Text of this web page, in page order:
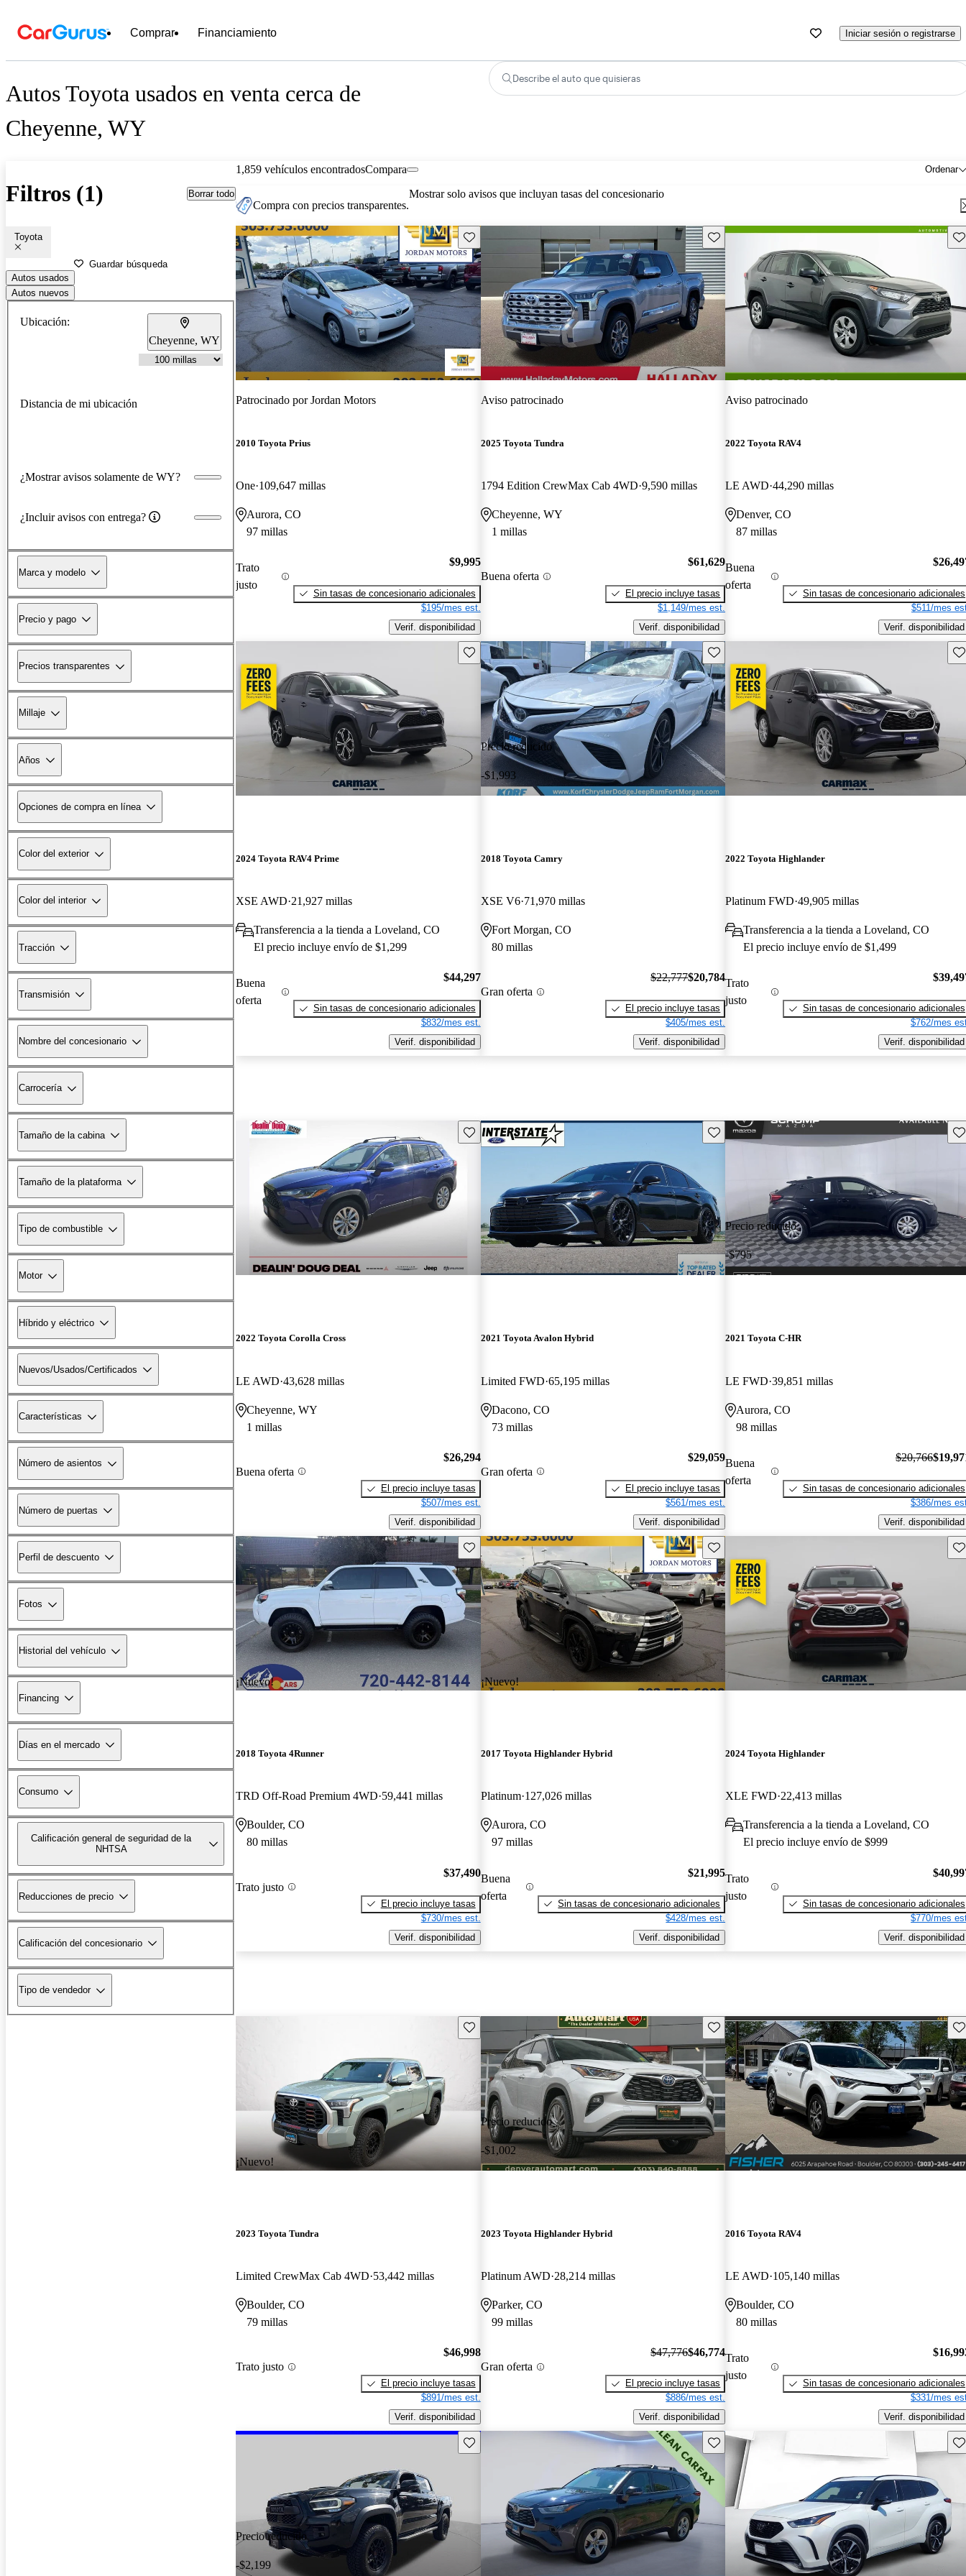
Comprar Financiamiento Iniciar sesión o registrarse
Autos Toyota usados en venta cerca de
Cheyenne, WY
Describe el auto que quisieras
Filtros (1) Borrar todo
Toyota
Guardar búsqueda
Autos usados
Autos nuevos
Ubicación:
Cheyenne, WY
Distancia de mi ubicación
¿Mostrar avisos solamente de WY?
¿Incluir avisos con entrega?
Marca y modelo
Precio y pago
Precios transparentes
Millaje
Años
Opciones de compra en línea
Color del exterior
Color del interior
Tracción
Transmisión
Nombre del concesionario
Carrocería
Tamaño de la cabina
Tamaño de la plataforma
Tipo de combustible
Motor
Híbrido y eléctrico
Nuevos/Usados/Certificados
Características
Número de asientos
Número de puertas
Perfil de descuento
Fotos
Historial del vehículo
Financing
Días en el mercado
Consumo
Calificación general de seguridad de la
NHTSA
Reducciones de precio
Calificación del concesionario
Tipo de vendedor
1,859 vehículos encontrados Ordenar
Compara
Compra con precios transparentes.
Mostrar solo avisos que incluyan tasas del concesionario
Guarda este Aviso
Patrocinado porJordan Motors
2010 Toyota Prius
One 109,647 millas
Aurora, CO
97 millas
Trato
justo
$9,995
Sin tasas de concesionario adicionales
$195/mes est.
Verif. disponibilidad
Guarda este Aviso
Aviso patrocinado
2025 Toyota Tundra
1794 Edition CrewMax Cab 4WD 9,590 millas
Cheyenne, WY
1 millas
Buena oferta
$61,629
El precio incluye tasas
$1,149/mes est.
Verif. disponibilidad
Aviso patrocinado
2022 Toyota RAV4
LE AWD 44,290 millas
Denver, CO
87 millas
Buena
oferta
Sin tasas de concesionario adicionales
$511/mes
Verif. disponibilidad
Guarda este Aviso
2024 Toyota RAV4 Prime
XSE AWD 21,927 millas
Transferencia a la tienda a Loveland, CO
El precio incluye envío de $1,299
Buena
oferta
$44,297
Sin tasas de concesionario adicionales
$832/mes est.
Verif. disponibilidad
Precio reducido
-$1,993
Guarda este Aviso
2018 Toyota Camry
XSE V6 71,970 millas
Fort Morgan, CO
80 millas
Gran oferta
$22,777$20,784
El precio incluye tasas
$405/mes est.
Verif. disponibilidad
2022 Toyota Highlander
Platinum FWD 49,905 millas
Transferencia a la tienda a Loveland, CO
El precio incluye envío de $1,499
Trato
justo
Sin tasas de concesionario adicionales
$762/mes
Verif. disponibilidad
Guarda este Aviso
2022 Toyota Corolla Cross
LE AWD 43,628 millas
Cheyenne, WY
1 millas
Buena oferta
$26,294
El precio incluye tasas
$507/mes est.
Verif. disponibilidad
Guarda este Aviso
2021 Toyota Avalon Hybrid
Limited FWD 65,195 millas
Dacono, CO
73 millas
Gran oferta
$29,059
El precio incluye tasas
$561/mes est.
Verif. disponibilidad
Precio reducido
-$795
2021 Toyota C-HR
LE FWD 39,851 millas
Aurora, CO
98 millas
Buena
oferta
$20,766
Sin tasas de concesionario adicionales
$386/mes
Verif. disponibilidad
¡Nuevo!
Guarda este Aviso
2018 Toyota 4Runner
TRD Off-Road Premium 4WD 59,441 millas
Boulder, CO
80 millas
Trato justo
$37,490
El precio incluye tasas
$730/mes est.
Verif. disponibilidad
¡Nuevo!
Guarda este Aviso
2017 Toyota Highlander Hybrid
Platinum 127,026 millas
Aurora, CO
97 millas
Buena
oferta
$21,995
Sin tasas de concesionario adicionales
$428/mes est.
Verif. disponibilidad
2024 Toyota Highlander
XLE FWD 22,413 millas
Transferencia a la tienda a Loveland, CO
El precio incluye envío de $999
Trato
justo
Sin tasas de concesionario adicionales
$770/mes
Verif. disponibilidad
¡Nuevo!
Guarda este Aviso
2023 Toyota Tundra
Limited CrewMax Cab 4WD 53,442 millas
Boulder, CO
79 millas
Trato justo
$46,998
El precio incluye tasas
$891/mes est.
Verif. disponibilidad
Precio reducido
-$1,002
Guarda este Aviso
2023 Toyota Highlander Hybrid
Platinum AWD 28,214 millas
Parker, CO
99 millas
Gran oferta
$47,776$46,774
El precio incluye tasas
$886/mes est.
Verif. disponibilidad
2016 Toyota RAV4
LE AWD 105,140 millas
Boulder, CO
80 millas
Trato
justo
Sin tasas de concesionario adicionales
$331/mes
Verif. disponibilidad
Precio reducido
-$2,199
Guarda este Aviso Guarda este Aviso